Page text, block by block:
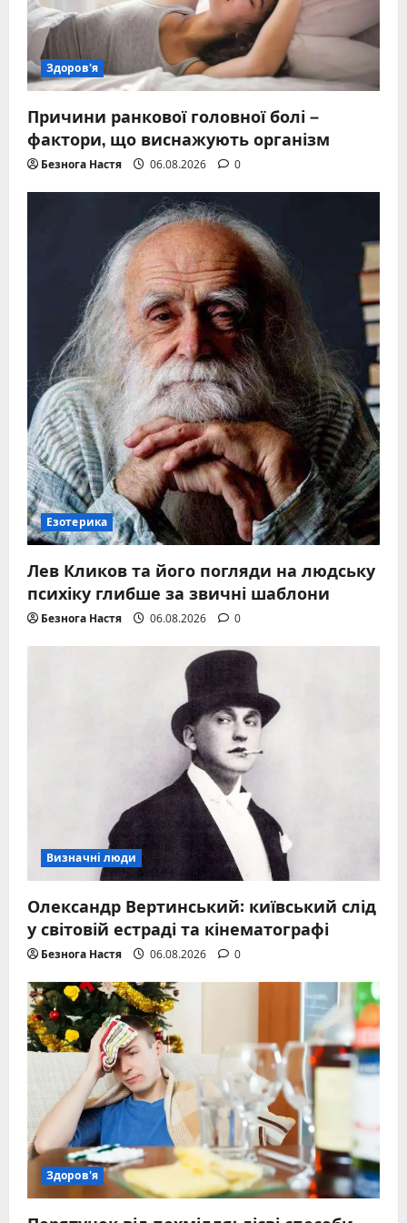
Здоров'я
Причини ранкової головної болі –
фактори, що виснажують організм
Безнога Настя 06.08.2026 0
Езотерика
Лев Кликов та його погляди на людську
психіку глибше за звичні шаблони
Безнога Настя 06.08.2026 0
Визначні люди
Олександр Вертинський: київський слід
у світовій естраді та кінематографі
Безнога Настя 06.08.2026 0
Здоров'я